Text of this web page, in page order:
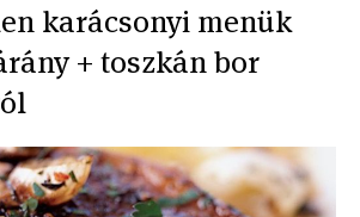
karácsonyi menük
+ toszkán bor